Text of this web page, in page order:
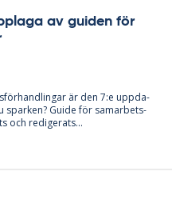
av gui­den för
är den 7:e upp­da­
spar­ken? Guide för sam­ar­bets­
och re­di­ge­ra­ts...